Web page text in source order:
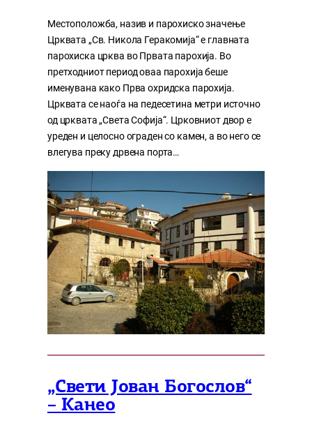
Местоположба, назив и парохиско значење
Црквата „Св. Никола Геракомија“ е главната
парохиска црква во Првата парохија. Во
претходниот период оваа парохија беше
именувана како Прва охридска парохија.
Црквата се наоѓа на педесетина метри источно
од црквата „Света Софија“. Црковниот двор е
уреден и целосно ограден со камен, а во него се
влегува преку дрвена порта…
„Свети Јован Богослов“
– Канео